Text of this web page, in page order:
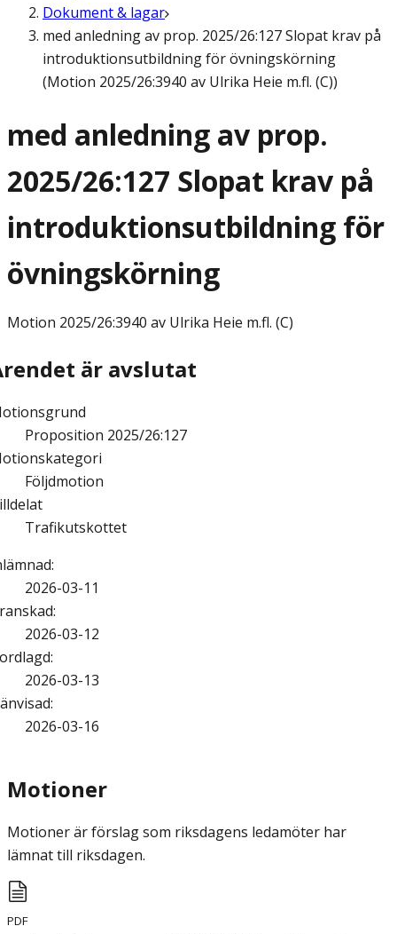
Dokument & lagar
med anledning av prop. 2025/26:127 Slopat krav på
introduktionsutbildning för övningskörning
(Motion 2025/26:3940 av Ulrika Heie m.fl. (C))
med anledning av prop.
2025/26:127 Slopat krav på
introduktionsutbildning för
övningskörning
Motion 2025/26:3940 av Ulrika Heie m.fl. (C)
är avslutat
Proposition 2025/26:127
Följdmotion
Trafikutskottet
:
2026-03-11
:
2026-03-12
:
2026-03-13
:
2026-03-16
Motioner
Motioner är förslag som riksdagens ledamöter har
lämnat till riksdagen.
PDF